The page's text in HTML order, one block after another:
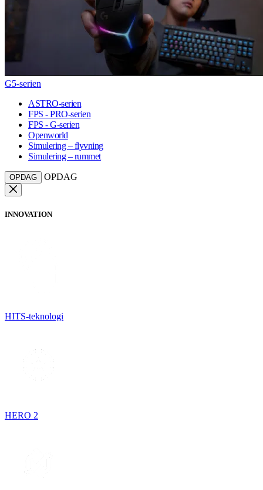
G5-serien
ASTRO-serien
FPS - PRO-serien
FPS - G-serien
Openworld
Simulering – flyvning
Simulering – rummet
OPDAG OPDAG
INNOVATION
HITS-teknologi
HERO 2